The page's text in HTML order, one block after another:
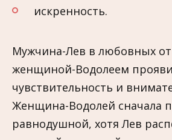
искренность.
Мужчина-Лев в любовных
женщиной-Водолеем
чувствительность и
Женщина-Водолей сначала
равнодушной, хотя Лев